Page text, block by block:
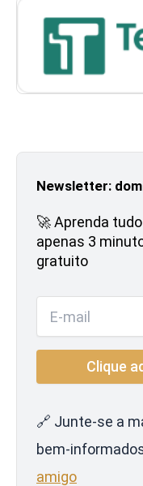
Newsletter:
🚀 Aprenda
apenas 3
gratuito
🔗 Junte-se a
bem-
amigo